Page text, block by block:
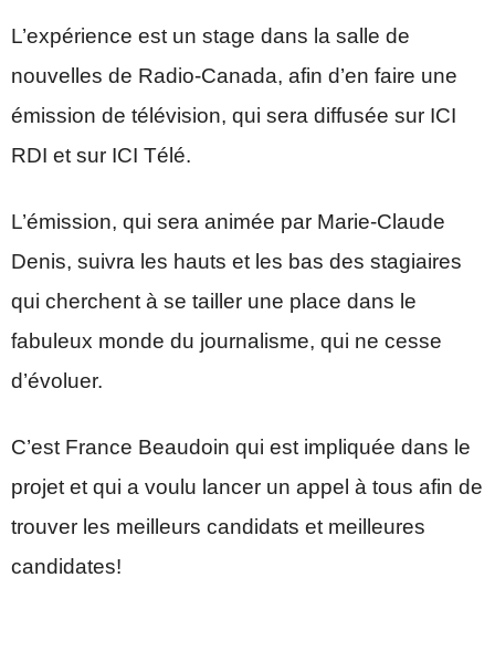
L’expérience est un stage dans la salle de
nouvelles de Radio-Canada, afin d’en faire une
émission de télévision, qui sera diffusée sur ICI
RDI et sur ICI Télé.
L’émission, qui sera animée par Marie-Claude
Denis, suivra les hauts et les bas des stagiaires
qui cherchent à se tailler une place dans le
fabuleux monde du journalisme, qui ne cesse
d’évoluer.
C’est France Beaudoin qui est impliquée dans le
projet et qui a voulu lancer un appel à tous afin de
trouver les meilleurs candidats et meilleures
candidates!